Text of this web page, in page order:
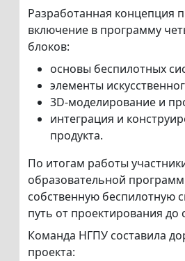
Разработанная концепция
включение в программу
блоков:
основы беспилотных
элементы
3D-моделирование и
интеграция и
продукта.
По итогам работы
образовательной
собственную беспилотную
путь от проектирования до
Команда НГПУ составила
проекта: